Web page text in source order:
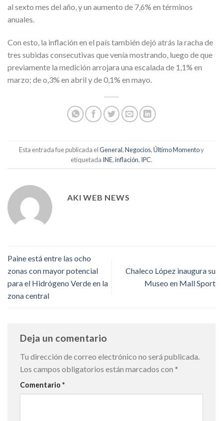
al sexto mes del año, y un aumento de 7,6% en términos
anuales.
Con esto, la inflación en el país también dejó atrás la racha de
tres subidas consecutivas que venía mostrando, luego de que
previamente la medición arrojara una escalada de 1,1% en
marzo; de o,3% en abril y de 0,1% en mayo.
Esta entrada fue publicada elGeneral,Negocios,Último Momentoy
etiquetada INE,inflación, IPC.
AKI WEB NEWS
Paine está entre las ocho
zonas con mayor potencial
para el Hidrógeno Verde en la
zona central
Chaleco López inaugura su
Museo en Mall Sport
Deja un comentario
Tu dirección de correo electrónico no será publicada.
Los campos obligatorios están marcados con *
Comentario *